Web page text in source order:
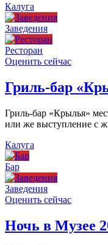
Калуга
Заведения
Ресторан
Оценить сейчас
Гриль-бар
Гриль-бар «Крылья»
или же выступление с
Калуга
Бар
Заведения
Оценить сейчас
Ночь в Музее